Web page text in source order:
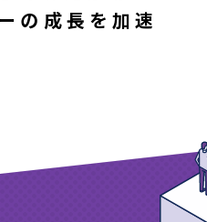
の成長を加速